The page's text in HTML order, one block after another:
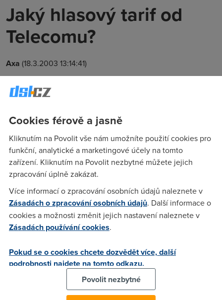
Jaký hlasový tarif od
Telecomu?
Axa (18.3.2003 13:14:41)
Telecomu, abych si mohl ADSL objednat? U Home Mini je
ADSL.
Jim(27.3.2003 09:08:58)
Teď jsem volal na infolinku Telecomu 800123456 a tam mi
MINI.
petr(17.4.2003 21:51:48)
poskytnou i s home mini
Trouba the MicroWave(18.4.2003 08:01:31)
Cookies férově a jasně
Kliknutím na Povolit vše nám umožníte použití cookies pro
funkční, analytické a marketingové účely na tomto
zařízení. Kliknutím na Povolit nezbytné můžete jejich
zpracování úplně zakázat.
Více informací o zpracování osobních údajů naleznete v
Zásadách o zpracování osobních údajů. Další informace o
cookies a možnosti změnit jejich nastavení naleznete v
Zásadách používání cookies.
Pokud se o cookies chcete dozvědět více, další
podrobnosti najdete na tomto odkazu.
Povolit nezbytné